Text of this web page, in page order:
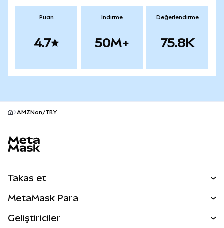
Puan
4.7
İndirme
50M+
Değerlendirme
75.8K
AMZNon/TRY
Takas et
Perps
MetaMask Para
Geliştiriciler